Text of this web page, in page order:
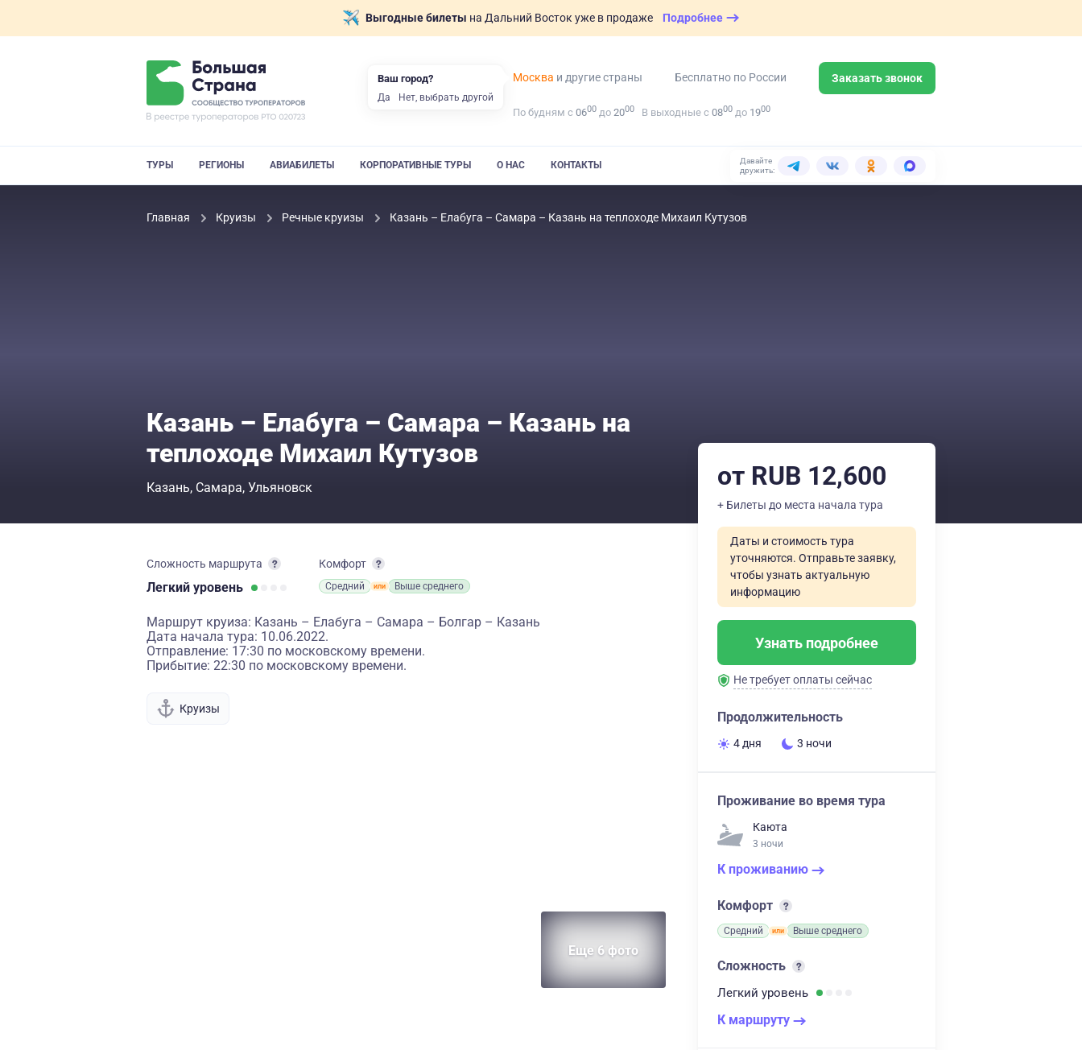
Выгодные билеты на Дальний Восток уже в продаже Подробнее
Москва и другие страны Бесплатно по России Заказать звонок
По будням с 0600 до 2000 В выходные с 0800 до 1900
ТУРЫ РЕГИОНЫ АВИАБИЛЕТЫ КОРПОРАТИВНЫЕ ТУРЫ О НАС КОНТАКТЫ
Давайте
дружить:
Главная Круизы Речные круизы Казань – Елабуга – Самара – Казань на теплоходе Михаил Кутузов
Казань – Елабуга – Самара – Казань на
теплоходе Михаил Кутузов
Казань Самара Ульяновск
Сложность маршрута
Легкий уровень
Комфорт
Средний Выше среднего
Маршрут круиза: Казань – Елабуга – Самара – Болгар – Казань
Дата начала тура: 10.06.2022.
Отправление: 17:30 по московскому времени.
Прибытие: 22:30 по московскому времени.
Круизы
Еще 6 фото
от RUB 12,600
+ Билеты до места начала тура
Даты и стоимость тура
уточняются. Отправьте заявку,
чтобы узнать актуальную
информацию
Узнать подробнее
Не требует оплаты сейчас
Продолжительность
4 дня 3 ночи
Проживание во время тура
Каюта
3 ночи
К проживанию
Комфорт
Средний Выше среднего
Сложность
Легкий уровень
К маршруту
Ваш город?
Да Нет, выбрать другой